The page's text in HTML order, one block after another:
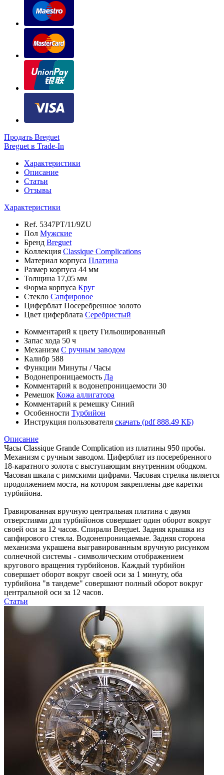
Продать Breguet
Breguet в Trade-In
Характеристики
Описание
Статьи
Отзывы
Характеристики
Ref. 5347PT/11/9ZU
Пол Мужские
Бренд Breguet
Коллекция Classique Complications
Материал корпуса Платина
Размер корпуса 44 мм
Толщина 17,05 мм
Форма корпуса Круг
Стекло Сапфировое
Циферблат Посеребренное золото
Цвет циферблата Серебристый
Комментарий к цвету Гильошированный
Запас хода 50 ч
Механизм С ручным заводом
Калибр 588
Функции Минуты /Часы
Водонепроницаемость Да
Комментарий к водонепроницаемости 30
Ремешок Кожа аллигатора
Комментарий к ремешку Синий
Особенности Турбийон
Инструкция пользователя скачать (pdf 888.49 КБ)
Описание
Часы Classique Grande Complication из платины 950 пробы.
Механизм с ручным заводом. Циферблат из посеребренного
18-каратного золота с выступающим внутренним ободком.
Часовая шкала с римскими цифрами. Часовая стрелка является
продолжением моста, на котором закреплены две каретки
турбийона.
Гравированная вручную центральная платина с двумя
отверстиями для турбийонов совершает один оборот вокруг
своей оси за 12 часов. Спирали Breguet. Задняя крышка из
сапфирового стекла. Водонепроницаемые. Задняя сторона
механизма украшена выгравированным вручную рисунком
солнечной системы - символическим отображением
кругового вращения турбийонов. Каждый турбийон
совершает оборот вокруг своей оси за 1 минуту, оба
турбийона "в тандеме" совершают полный оборот вокруг
центральной оси за 12 часов.
Статьи